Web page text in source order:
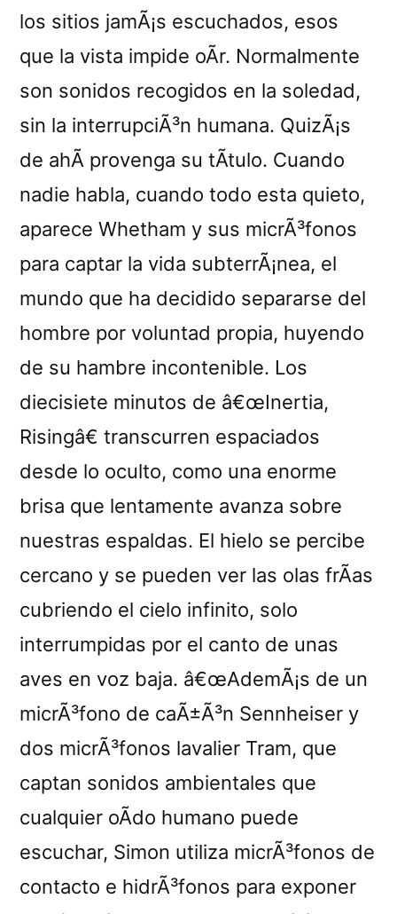
los sitios jamÃ¡s escuchados, esos
que la vista impide oÃ­r. Normalmente
son sonidos recogidos en la soledad,
sin la interrupciÃ³n humana. QuizÃ¡s
de ahÃ­ provenga su tÃ­tulo. Cuando
nadie habla, cuando todo esta quieto,
aparece Whetham y sus micrÃ³fonos
para captar la vida subterrÃ¡nea, el
mundo que ha decidido separarse del
hombre por voluntad propia, huyendo
de su hambre incontenible. Los
diecisiete minutos de â€œInertia,
Risingâ€ transcurren espaciados
desde lo oculto, como una enorme
brisa que lentamente avanza sobre
nuestras espaldas. El hielo se percibe
cercano y se pueden ver las olas frÃ­as
cubriendo el cielo infinito, solo
interrumpidas por el canto de unas
aves en voz baja. â€œAdemÃ¡s de un
micrÃ³fono de caÃ±Ã³n Sennheiser y
dos micrÃ³fonos lavalier Tram, que
captan sonidos ambientales que
cualquier oÃ­do humano puede
escuchar, Simon utiliza micrÃ³fonos de
contacto e hidrÃ³fonos para exponer